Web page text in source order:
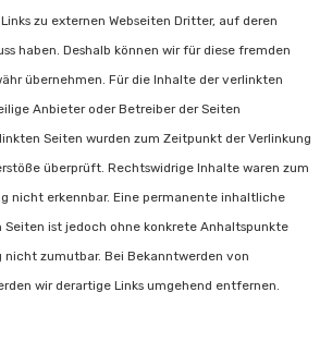
zu externen Webseiten Dritter, auf deren
haben. Deshalb können wir für diese fremden
übernehmen. Für die Inhalte der verlinkten
Anbieter oder Betreiber der Seiten
Seiten wurden zum Zeitpunkt der Verlinkung
überprüft. Rechtswidrige Inhalte waren zum
nicht erkennbar. Eine permanente inhaltliche
ist jedoch ohne konkrete Anhaltspunkte
nicht zumutbar. Bei Bekanntwerden von
wir derartige Links umgehend entfernen.